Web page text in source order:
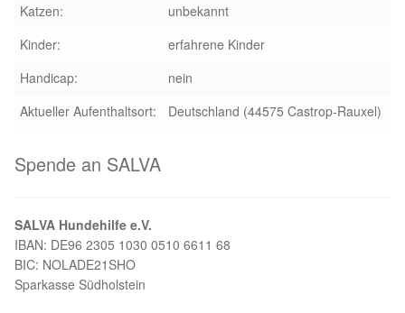
Katzen:
unbekannt
Kinder:
erfahrene Kinder
Handicap:
nein
Aktueller Aufenthaltsort:
Deutschland (44575 Castrop-Rauxel)
Spende an SALVA
SALVA Hundehilfe e.V.
IBAN: DE96 2305 1030 0510 6611 68
BIC: NOLADE21SHO
Sparkasse Südholstein